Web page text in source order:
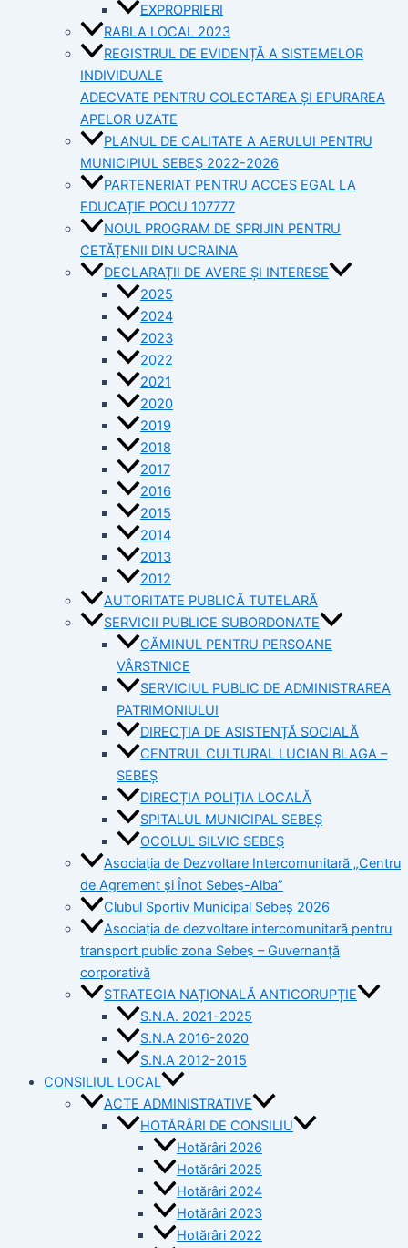
EXPROPRIERI
RABLA LOCAL 2023
REGISTRUL DE EVIDENȚĂ A SISTEMELOR
INDIVIDUALE
ADECVATE PENTRU COLECTAREA ȘI EPURAREA
APELOR UZATE
PLANUL DE CALITATE A AERULUI PENTRU
MUNICIPIUL SEBEȘ 2022-2026
PARTENERIAT PENTRU ACCES EGAL LA
EDUCAȚIE POCU 107777
NOUL PROGRAM DE SPRIJIN PENTRU
CETĂȚENII DIN UCRAINA
DECLARAȚII DE AVERE ȘI INTERESE
2025
2024
2023
2022
2021
2020
2019
2018
2017
2016
2015
2014
2013
2012
AUTORITATE PUBLICĂ TUTELARĂ
SERVICII PUBLICE SUBORDONATE
CĂMINUL PENTRU PERSOANE
VÂRSTNICE
SERVICIUL PUBLIC DE ADMINISTRAREA
PATRIMONIULUI
DIRECȚIA DE ASISTENȚĂ SOCIALĂ
CENTRUL CULTURAL LUCIAN BLAGA –
SEBEȘ
DIRECȚIA POLIȚIA LOCALĂ
SPITALUL MUNICIPAL SEBEȘ
OCOLUL SILVIC SEBEȘ
Asociația de Dezvoltare Intercomunitară „Centru
de Agrement și Înot Sebeș-Alba”
Clubul Sportiv Municipal Sebeș 2026
Asociația de dezvoltare intercomunitară pentru
transport public zona Sebeș – Guvernanță
corporativă
STRATEGIA NAȚIONALĂ ANTICORUPȚIE
S.N.A. 2021-2025
S.N.A 2016-2020
S.N.A 2012-2015
CONSILIUL LOCAL
ACTE ADMINISTRATIVE
HOTĂRÂRI DE CONSILIU
Hotărâri 2026
Hotărâri 2025
Hotărâri 2024
Hotărâri 2023
Hotărâri 2022